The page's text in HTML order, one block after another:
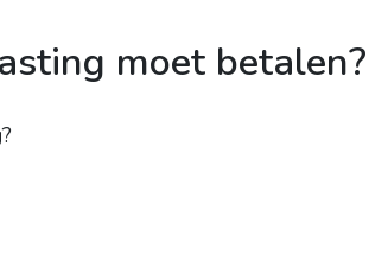
moet betalen?
?